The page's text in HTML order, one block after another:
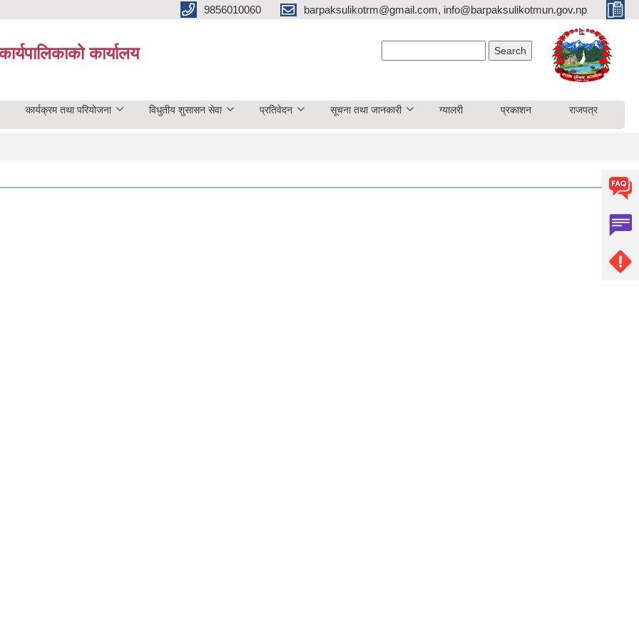
9856010060 barpaksulikotrm@gmail.com, info@barpaksulikotmun.gov.np
कार्यालय
कार्यक्रम तथा परियोजना विधुतीय शुसासन सेवा प्रतिवेदन सूचना तथा जानकारी ग्यालरी प्रकाशन राजपत्र